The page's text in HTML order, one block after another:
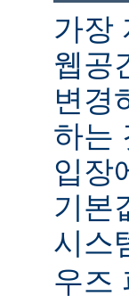
가장
웹공
변경
하는
입장
기본
시스
우즈